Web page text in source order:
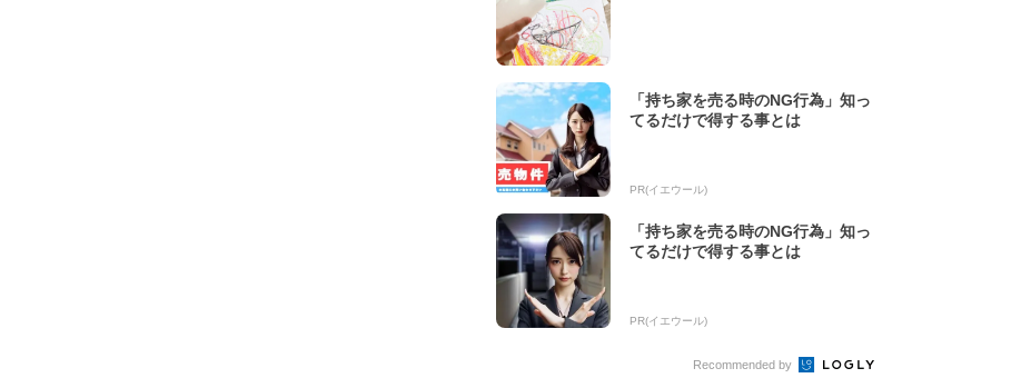
「持ち家を売る時のNG行為」知っ
てるだけで得する事とは
PR(イエウール)
「持ち家を売る時のNG行為」知っ
てるだけで得する事とは
PR(イエウール)
Recommended by